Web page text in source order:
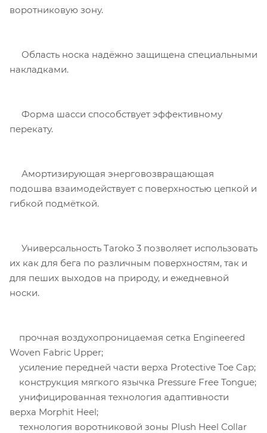
воротниковую зону.
Область носка надёжно защищена специальными
накладками.
Форма шасси способствует эффективному
перекату.
Амортизирующая энерговозвращающая
подошва взаимодействует с поверхностью цепкой и
гибкой подмёткой.
Универсальность Taroko 3 позволяет использовать
их как для бега по различным поверхностям, так и
для пеших выходов на природу, и ежедневной
носки.
прочная воздухопроницаемая сетка Engineered
Woven Fabric Upper;
усиление передней части верха Protective Toe Cap;
конструкция мягкого язычка Pressure Free Tongue;
унифицированная технология адаптивности
верха Morphit Heеl;
технология воротниковой зоны Plush Heel Collar